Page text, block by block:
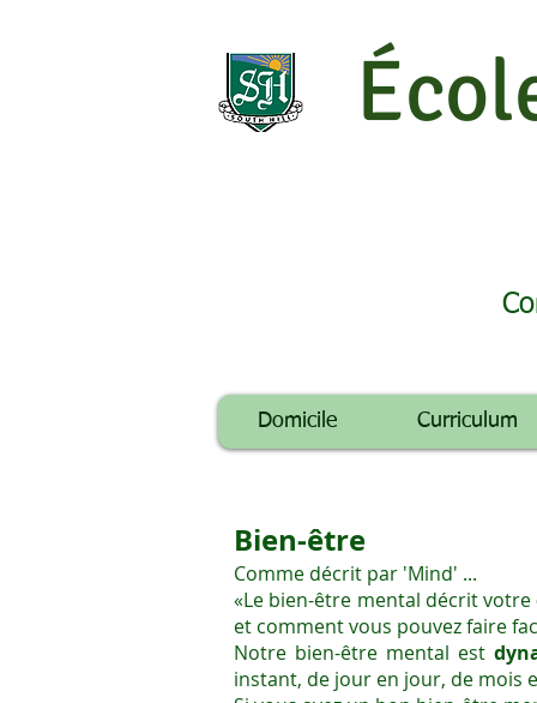
Domicile Curriculum
Bien-être
Comme décrit par 'Mind' ...
«Le bien-être mental décrit votre
et comment vous pouvez faire
Notre bien-être mental est
instant, de jour en jour, de mois